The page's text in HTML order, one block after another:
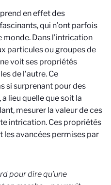
en effet des
qui n’ont parfois
Dans l’intrication
particules ou groupes de
voit ses propriétés
de l’autre. Ce
si surprenant pour des
lieu quelle que soit la
mesurer la valeur de ces
intrication. Ces propriétés
avancées permises par
pour dire qu’une